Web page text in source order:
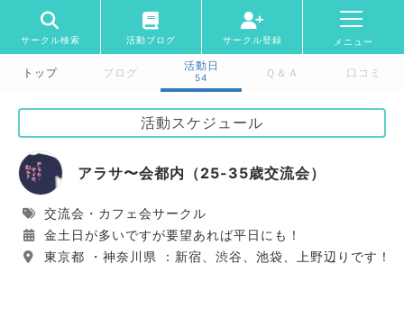
サークル検索 活動ブログ サークル登録 メニュー
トップ ブログ
活動日
54 Ｑ＆Ａ 口コミ
活動スケジュール
アラサ〜会都内（25-35歳交流会）
交流会・カフェ会サークル
金土日が多いですが要望あれば平日にも！
東京都 ・神奈川県 ：新宿、渋谷、池袋、上野辺りです！